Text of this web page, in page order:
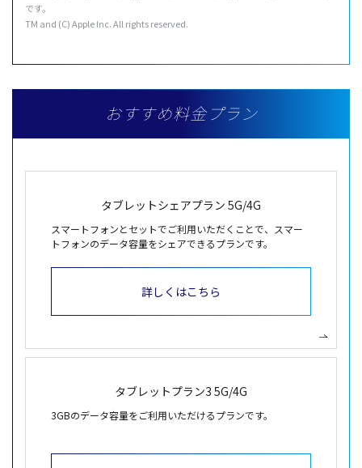
です。
TM and (C) Apple Inc. All rights reserved.
おすすめ料金プラン
タブレットシェアプラン 5G/4G
スマートフォンとセットでご利用いただくことで、スマー
トフォンのデータ容量をシェアできるプランです。
詳しくはこちら
タブレットプラン3 5G/4G
3GBのデータ容量をご利用いただけるプランです。